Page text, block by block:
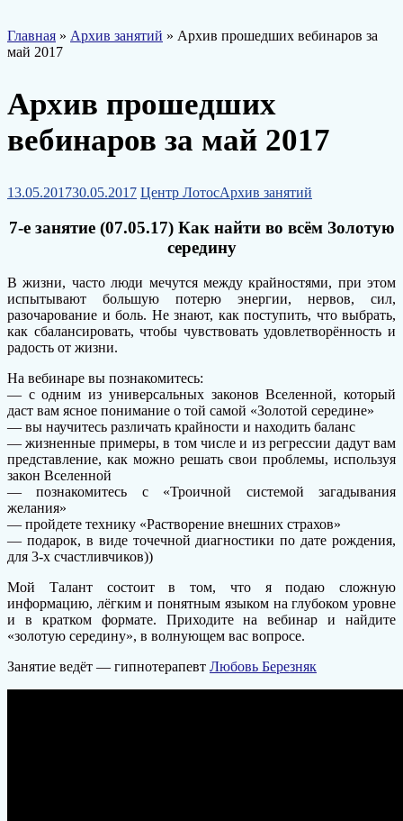
Главная » Архив занятий » Архив прошедших вебинаров за
май 2017
Архив прошедших
вебинаров за май 2017
13.05.201730.05.2017 Центр ЛотосАрхив занятий
7-е занятие (07.05.17) Как найти во всём Золотую
середину
В жизни, часто люди мечутся между крайностями, при этом
испытывают большую потерю энергии, нервов, сил,
разочарование и боль. Не знают, как поступить, что выбрать,
как сбалансировать, чтобы чувствовать удовлетворённость и
радость от жизни.
На вебинаре вы познакомитесь:
— с одним из универсальных законов Вселенной, который
даст вам ясное понимание о той самой «Золотой середине»
— вы научитесь различать крайности и находить баланс
— жизненные примеры, в том числе и из регрессии дадут вам
представление, как можно решать свои проблемы, используя
закон Вселенной
— познакомитесь с «Троичной системой загадывания
желания»
— пройдете технику «Растворение внешних страхов»
— подарок, в виде точечной диагностики по дате рождения,
для 3-х счастливчиков))
Мой Талант состоит в том, что я подаю сложную
информацию, лёгким и понятным языком на глубоком уровне
и в кратком формате. Приходите на вебинар и найдите
«золотую середину», в волнующем вас вопросе.
Занятие ведёт — гипнотерапевт Любовь Березняк